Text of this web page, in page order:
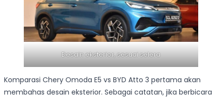
Desain eksterior, sesuai selera
Komparasi Chery Omoda E5 vs BYD Atto 3 pertama akan
membahas desain eksterior. Sebagai catatan, jika berbicara